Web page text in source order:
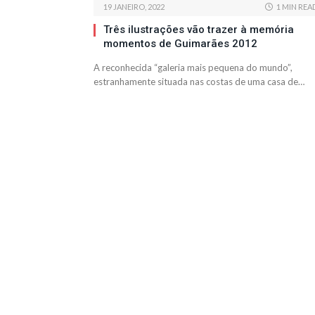
19 JANEIRO, 2022 1 MIN
Três ilustrações vão trazer à memória
momentos de Guimarães 2012
A reconhecida “galeria mais pequena do mundo”,
estranhamente situada nas costas de uma casa de…